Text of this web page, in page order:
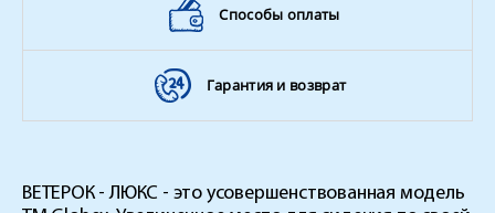
Способы оплаты
Гарантия и возврат
ВЕТЕРОК - ЛЮКС - это усовершенствованная модель